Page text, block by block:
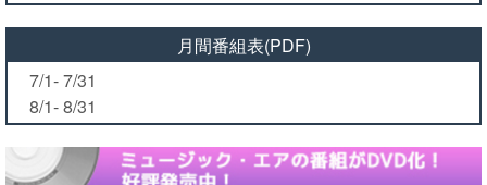
月間番組表(PDF)
7/1- 7/31
8/1- 8/31